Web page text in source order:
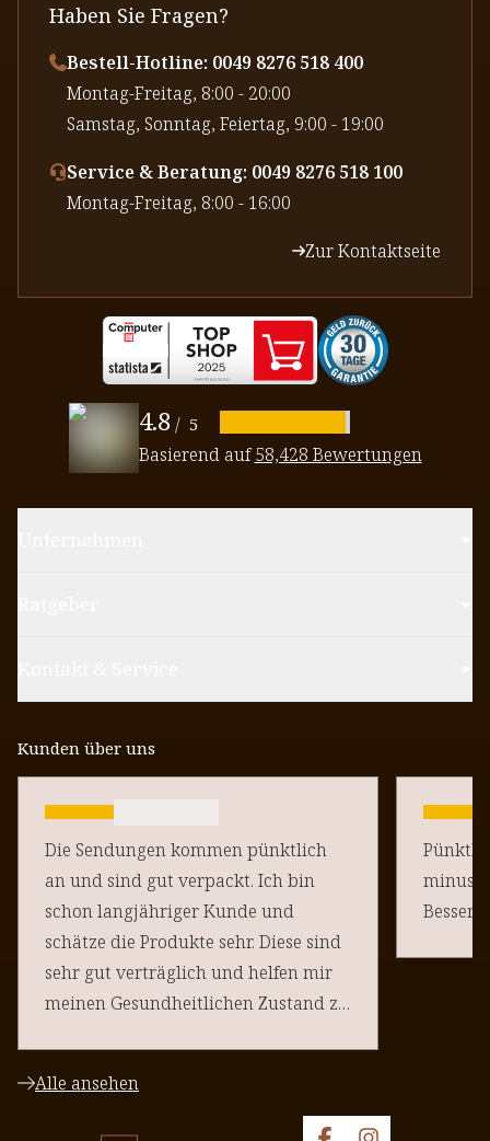
Haben Sie Fragen?
Bestell-Hotline: 0049 8276 518 400
⁠Montag-Freitag, 8:00 - 20:00
⁠Samstag, Sonntag, Feiertag, 9:00 - 19:00
Service & Beratung: 0049 8276 518 100
⁠Montag-Freitag, 8:00 - 16:00
Zur Kontaktseite
4.8 / 5
Basierend auf58,428 Bewertungen
Kunden über uns
Die Sendungen kommen pünktlich
an und sind gut verpackt. Ich bin
schon langjähriger Kunde und
schätze die Produkte sehr. Diese sind
sehr gut verträglich und helfen mir
meinen Gesundheitlichen Zustand zu
Pünktlich
minus
Alle ansehen